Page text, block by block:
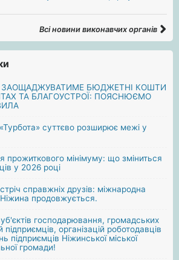
Всі новини виконавчих органів
ЗАОЩАДЖУВАТИМЕ БЮДЖЕТНІ КОШТИ
ТА БЛАГОУСТРОЇ: ПОЯСНЮЄМО
суттєво розширює межі у
прожиткового мінімуму: що зміниться
у 2026 році
справжніх друзів: міжнародна
Ніжина продовжується.
господарювання, громадських
підприємців, організацій роботодавців
підприємців Ніжинської міської
громади!